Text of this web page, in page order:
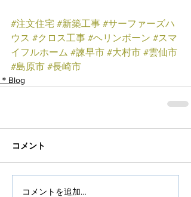
#注文住宅 #新築工事 #サーファーズハ
ウス #クロス工事 #ヘリンボーン #スマ
イフルホーム #諫早市 #大村市 #雲仙市
#島原市 #長崎市
＊Blog
コメント
コメントを追加…